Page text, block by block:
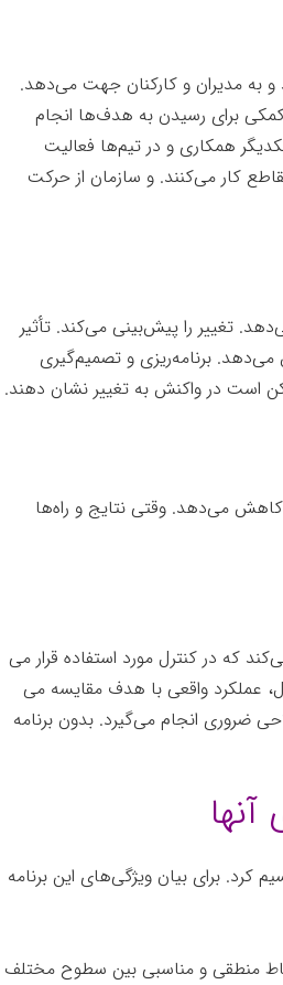
به مدیران و کارکنان جهت می­‌دهد.
برای رسیدن به هدف‌ها انجام
همکاری و در تیم‌ها فعالیت
کار می­‌کنند. و سازمان از حرکت
تغییر را پیش­‌بینی می‌کند. تأثیر
برنامه­‌ریزی و تصمیم‌گیری
است در واکنش به تغییر نشان دهند.
کاهش می­‌دهد. وقتی نتایج و راه­‌ها
که در کنترل مورد استفاده قرار می­‌
عملکرد واقعی با هدف مقایسه می­‌
ضروری انجام می‌‌گیرد. بدون برنامه­‌
برای بیان ویژگی­‌های این برنامه­‌
منطقی و مناسبی بین سطوح مختلف